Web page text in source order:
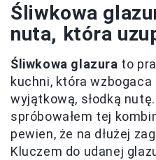
Śliwkowa
nuta, która
Śliwkowa glazura to
kuchni, która
wyjątkową, słodką
spróbowałem tej
pewien, że na dłużej
Kluczem do udanej